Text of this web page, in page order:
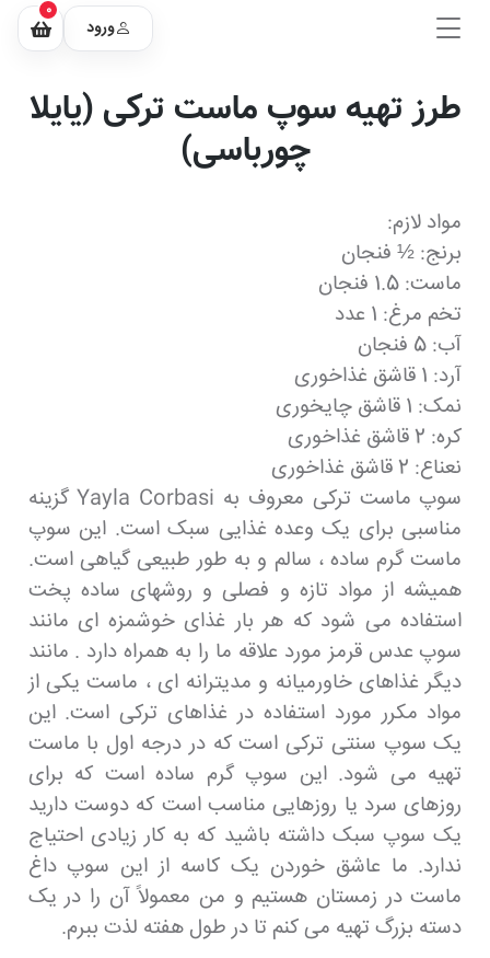
ورود
0
طرز تهیه سوپ ماست ترکی (یایلا
چورباسی)
مواد لازم:
برنج: ½ فنجان
ماست: 1.5 فنجان
تخم مرغ: 1 عدد
آب: 5 فنجان
آرد: 1 قاشق غذاخوری
نمک: 1 قاشق چایخوری
کره: 2 قاشق غذاخوری
نعناع: 2 قاشق غذاخوری
سوپ ماست ترکی معروف به Yayla Corbasi گزینه
مناسبی برای یک وعده غذایی سبک است. این سوپ
ماست گرم ساده ، سالم و به طور طبیعی گیاهی است.
همیشه از مواد تازه و فصلی و روشهای ساده پخت
استفاده می شود که هر بار غذای خوشمزه ای مانند
سوپ عدس قرمز مورد علاقه ما را به همراه دارد . مانند
دیگر غذاهای خاورمیانه و مدیترانه ای ، ماست یکی از
مواد مکرر مورد استفاده در غذاهای ترکی است. این
یک سوپ سنتی ترکی است که در درجه اول با ماست
تهیه می شود. این سوپ گرم ساده است که برای
روزهای سرد یا روزهایی مناسب است که دوست دارید
یک سوپ سبک داشته باشید که به کار زیادی احتیاج
ندارد. ما عاشق خوردن یک کاسه از این سوپ داغ
ماست در زمستان هستیم و من معمولاً آن را در یک
دسته بزرگ تهیه می کنم تا در طول هفته لذت ببرم.